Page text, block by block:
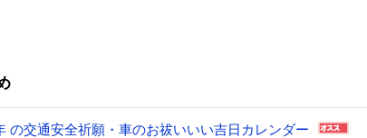
の交通安全祈願・車のお祓いいい吉日カレンダー